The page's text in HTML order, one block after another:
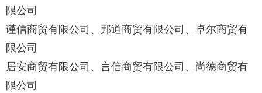
限公司
谨信商贸有限公司、邦道商贸有限公司、卓尔商贸有
限公司
居安商贸有限公司、言信商贸有限公司、尚德商贸有
限公司